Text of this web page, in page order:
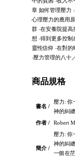
章 如何管理壓力
心理壓力的應用
群 ‧在安養院提高
想 ‧得到更多控
靈性信仰 ‧在對
‧壓力管理的八十
商品規格
書名 /
壓力:
神的糾
作者 /
Robert
簡介 /
壓力:
神的糾
一個在